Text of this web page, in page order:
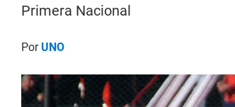
Primera Nacional
PorUNO